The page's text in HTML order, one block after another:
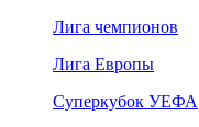
Лига чемпионов
Лига Европы
Суперкубок УЕФА